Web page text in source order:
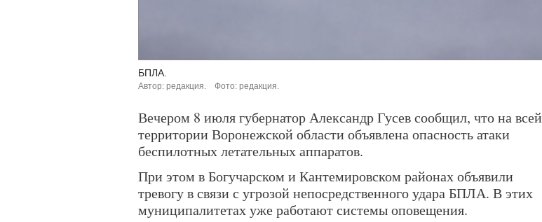
БПЛА.
Автор: редакция. Фото: редакция.
Вечером 8 июля губернатор Александр Гусев сообщил, что на всей
территории Воронежской области объявлена опасность атаки
беспилотных летательных аппаратов.
При этом в Богучарском и Кантемировском районах объявили
тревогу в связи с угрозой непосредственного удара БПЛА. В этих
муниципалитетах уже работают системы оповещения.